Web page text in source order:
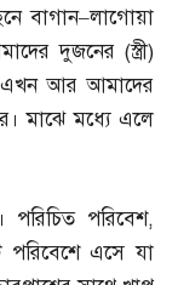
বাগান–লাগোয়া
দুজনের (স্ত্রী)
এখন আর আমাদের
মাঝে মধ্যে এলে
পরিবেশ,
পরিবেশে এসে যা